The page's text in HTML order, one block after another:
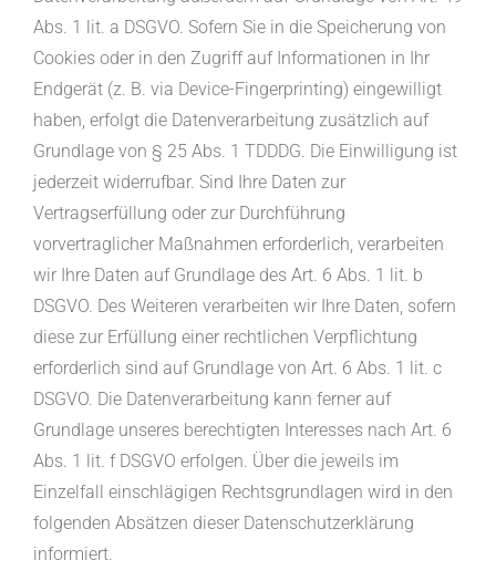
Abs. 1 lit. a DSGVO. Sofern Sie in die Speicherung von
Cookies oder in den Zugriff auf Informationen in Ihr
Endgerät (z. B. via Device-Fingerprinting) eingewilligt
haben, erfolgt die Datenverarbeitung zusätzlich auf
Grundlage von § 25 Abs. 1 TDDDG. Die Einwilligung ist
jederzeit widerrufbar. Sind Ihre Daten zur
Vertragserfüllung oder zur Durchführung
vorvertraglicher Maßnahmen erforderlich, verarbeiten
wir Ihre Daten auf Grundlage des Art. 6 Abs. 1 lit. b
DSGVO. Des Weiteren verarbeiten wir Ihre Daten, sofern
diese zur Erfüllung einer rechtlichen Verpflichtung
erforderlich sind auf Grundlage von Art. 6 Abs. 1 lit. c
DSGVO. Die Datenverarbeitung kann ferner auf
Grundlage unseres berechtigten Interesses nach Art. 6
Abs. 1 lit. f DSGVO erfolgen. Über die jeweils im
Einzelfall einschlägigen Rechtsgrundlagen wird in den
folgenden Absätzen dieser Datenschutzerklärung
informiert.